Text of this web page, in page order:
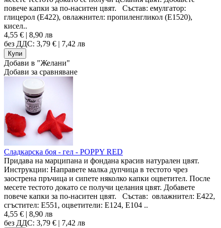
повече капки за по-наситен цвят. Състав: емулгатор:
глицерол (E422), овлажнител: пропиленгликол (E1520),
кисел..
4,55 € | 8,90 лв
без ДДС: 3,79 € | 7,42 лв
Добави в "Желани"
Добави за сравняване
Сладкарска боя - гел - POPPY RED
Придава на марципана и фондана красив натурален цвят.
Инструкции: Направете малка дупчица в тестото чрез
заострена пръчица и сипете няколко капки оцветител. После
месете тестото докато се получи целания цвят. Добавете
повече капки за по-наситен цвят. Състав: овлажнител: Е422,
сгъстител: Е551, оцветители: Е124, Е104 ..
4,55 € | 8,90 лв
без ДДС: 3,79 € | 7,42 лв